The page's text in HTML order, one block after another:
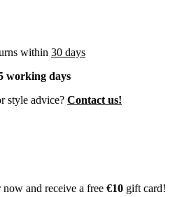
within 30 days
working days
style advice? Contact us!
and receive a free €10 gift card!